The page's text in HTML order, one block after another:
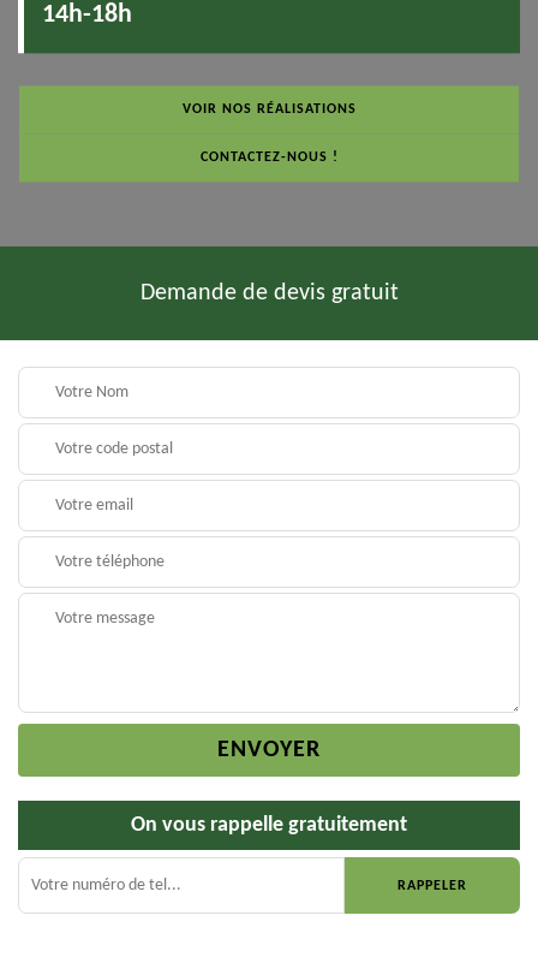
14h-18h
VOIR NOS RÉALISATIONS
CONTACTEZ-NOUS !
Demande de devis gratuit
On vous rappelle gratuitement